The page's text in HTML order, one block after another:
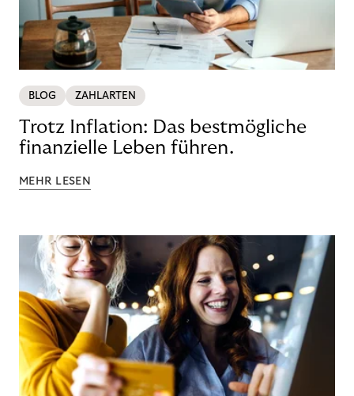
BLOG ZAHLARTEN
Trotz Inflation: Das bestmögliche
finanzielle Leben führen.
MEHR LESEN